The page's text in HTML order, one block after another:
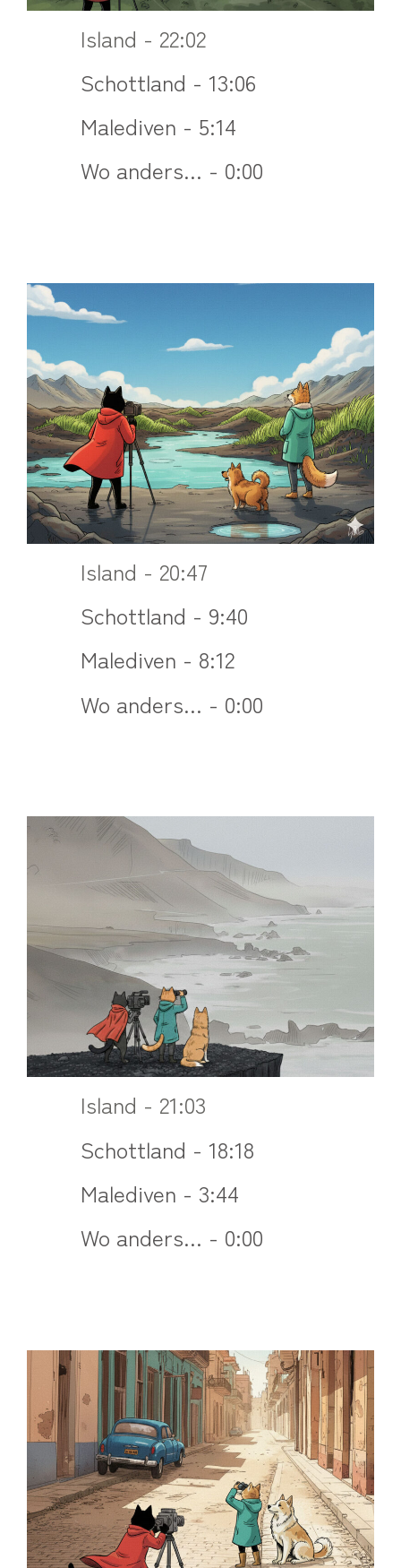
Island - 22:02
Schottland - 13:06
Malediven - 5:14
Wo anders... - 0:00
Island - 20:47
Schottland - 9:40
Malediven - 8:12
Wo anders... - 0:00
Island - 21:03
Schottland - 18:18
Malediven - 3:44
Wo anders... - 0:00